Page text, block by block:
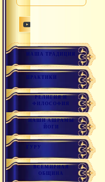
НАША ТРАДИЦИЯ
ПРАКТИКИ
РЕЛИГИЯ И
ФИЛОСОФИЯ
НАШИ АШРАМЫ
ЙОГИ
ГУРУ
ВСЕМИРНАЯ
ОБЩИНА